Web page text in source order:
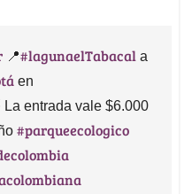
📍#lagunaelTabacal a
en
La entrada vale $6.000
#parqueecologico